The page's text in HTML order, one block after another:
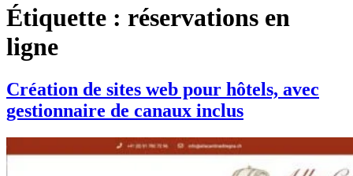
Étiquette : réservations en
ligne
Création de sites web pour hôtels, avec
gestionnaire de canaux inclus